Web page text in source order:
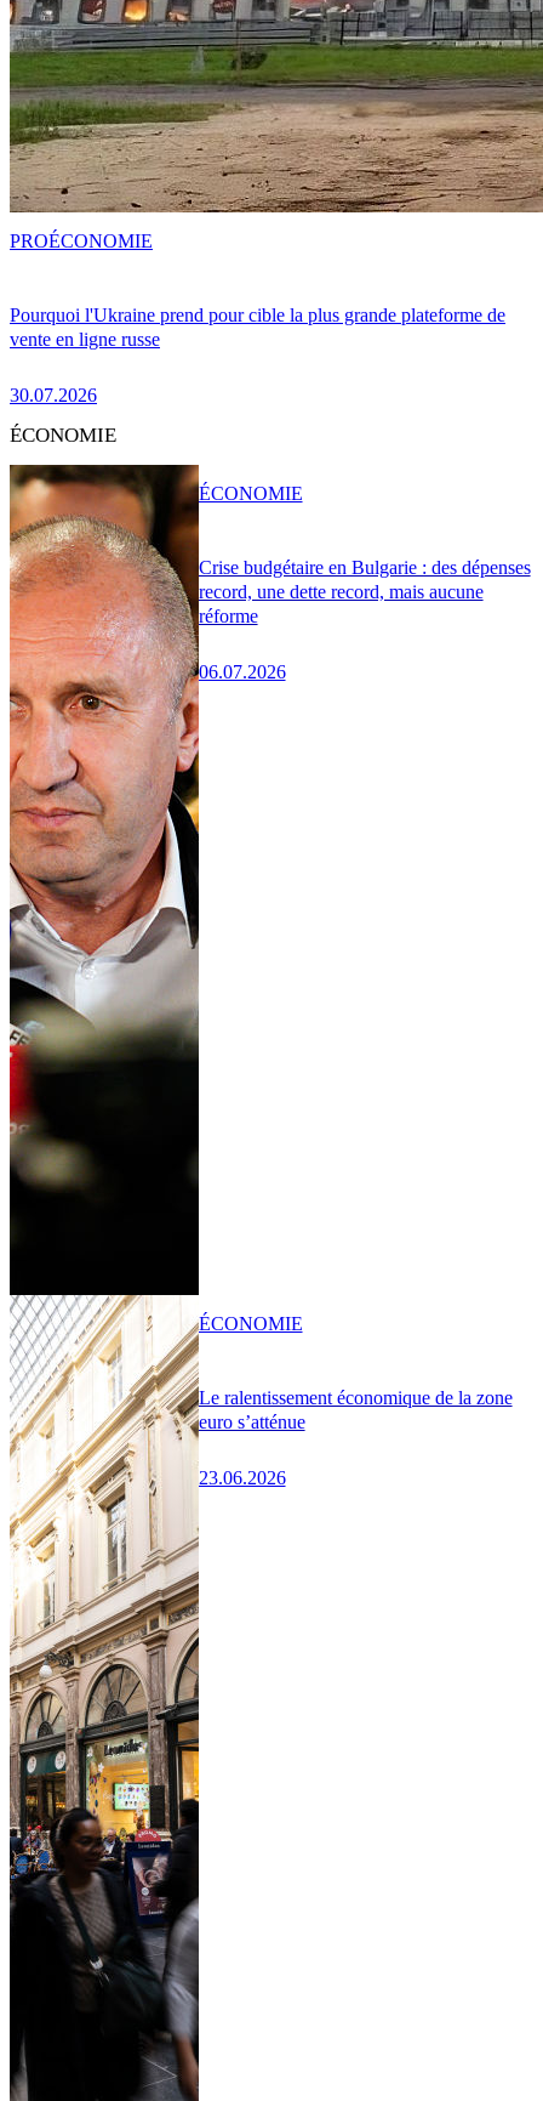
Pourquoi l'Ukraine prend pour cible la plus grande plateforme de
vente en ligne russe
30.07.2026
PROÉCONOMIE
ÉCONOMIE
Crise budgétaire en Bulgarie : des dépenses
record, une dette record, mais aucune
réforme
06.07.2026
ÉCONOMIE
Le ralentissement économique de la zone
euro s’atténue
23.06.2026
ÉCONOMIE